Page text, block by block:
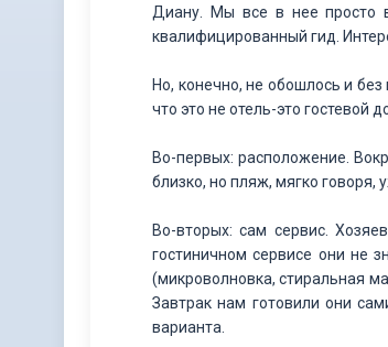
Диану. Мы все в нее просто
квалифицированный гид.
Но, конечно, не обошлось и
что это не отель-это гостевой
Во-первых: расположение.
близко, но пляж, мягко говоря,
Во-вторых: сам сервис.
гостиничном сервисе они не
(микроволновка, стиральная
Завтрак нам готовили они
варианта.